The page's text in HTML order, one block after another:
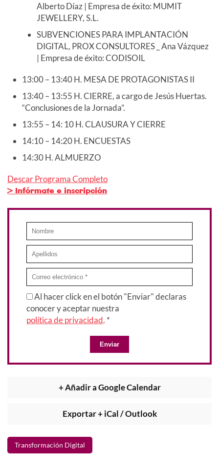
Alberto Díaz | Empresa de éxito: MUMIT
JEWELLERY, S.L.
SUBVENCIONES PARA IMPLANTACIÓN
DIGITAL, PROX CONSULTORES _ Ana Vázquez
| Empresa de éxito: CODISOIL
13:00 – 13:40 H. MESA DE PROTAGONISTAS II
13:40 – 13:55 H. CIERRE, a cargo de Jesús Huertas.
“Conclusiones de la Jornada”.
13:55 – 14: 10 H. CLAUSURA Y CIERRE
14:10 – 14:20 H. ENCUESTAS
14:30 H. ALMUERZO
Descar Programa Completo
> Infórmate e inscripción
Al hacer click en el botón "Enviar" declaras
conocer y aceptar nuestra
política de privacidad. *
Enviar
+ Añadir a Google Calendar
Exportar + iCal / Outlook
Transformación Digital